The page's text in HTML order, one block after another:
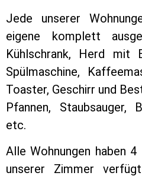
Jede unserer
eigene komplett
Kühlschrank, Herd mit
Spülmaschine,
Toaster, Geschirr und
Pfannen, Staubsauger,
etc.
Alle Wohnungen haben
unserer Zimmer